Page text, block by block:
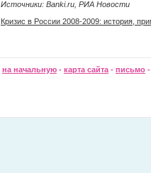
Источники: Banki.ru, РИА Новости
Кризис в России 2008-2009: история,
на начальную - карта сайта - письмо -